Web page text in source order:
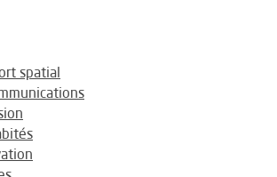
spatial